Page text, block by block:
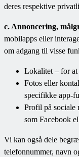
deres respektive
c. Annoncering,
mobilapps eller
om adgang til visse
Lokalitet – for at
Fotos eller
specifikke app-
Profil på sociale
som Facebook
Vi kan også dele
telefonnummer, navn